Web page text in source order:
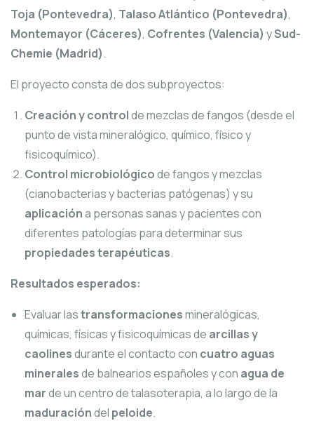
Toja (Pontevedra), Talaso Atlántico (Pontevedra),
Montemayor (Cáceres), Cofrentes (Valencia) ySud-
Chemie (Madrid).
El proyecto consta de dos subproyectos:
Creación y controlde mezclas de fangos (desde el
punto de vista mineralógico, químico, físico y
fisicoquímico).
Control microbiológicode fangos y mezclas
(cianobacterias y bacterias patógenas) y su
aplicacióna personas sanas y pacientes con
diferentes patologías para determinar sus
propiedades terapéuticas.
Resultados esperados:
Evaluar lastransformacionesmineralógicas,
químicas, físicas y fisicoquímicas de arcillas y
caolinesdurante el contacto con cuatro aguas
mineralesde balnearios españoles y con agua de
marde un centro de talasoterapia, a lo largo de la
maduracióndel peloide.